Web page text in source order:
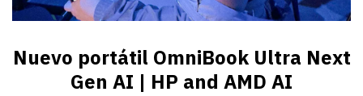
Nuevo portátil OmniBook Ultra ​Next
Gen AI | HP and AMD AI